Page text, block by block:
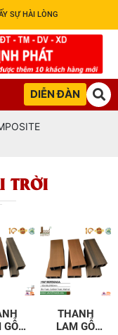
SỰ HÀI LÒNG
DIỄN ĐÀN
TRỜI
GỖ
THANH
LAM GỖ